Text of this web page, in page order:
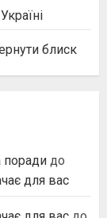
блиск
поради до
для вас